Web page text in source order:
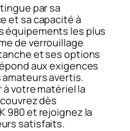
par sa
et sa capacité à
équipements les plus
de verrouillage
et ses options
aux exigences
avertis.
votre matériel la
dès
980 et rejoignez la
satisfaits.